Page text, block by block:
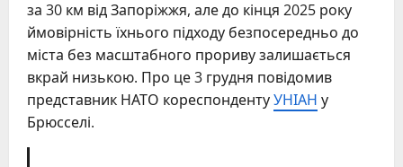
за 30 км від Запоріжжя, але до кінця 2025 року
ймовірність їхнього підходу безпосередньо до
міста без масштабного прориву залишається
вкрай низькою. Про це 3 грудня повідомив
представник НАТО кореспондентуУНІАН у
Брюсселі.